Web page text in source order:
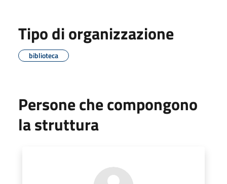
Tipo di organizzazione
biblioteca
Persone che compongono
la struttura